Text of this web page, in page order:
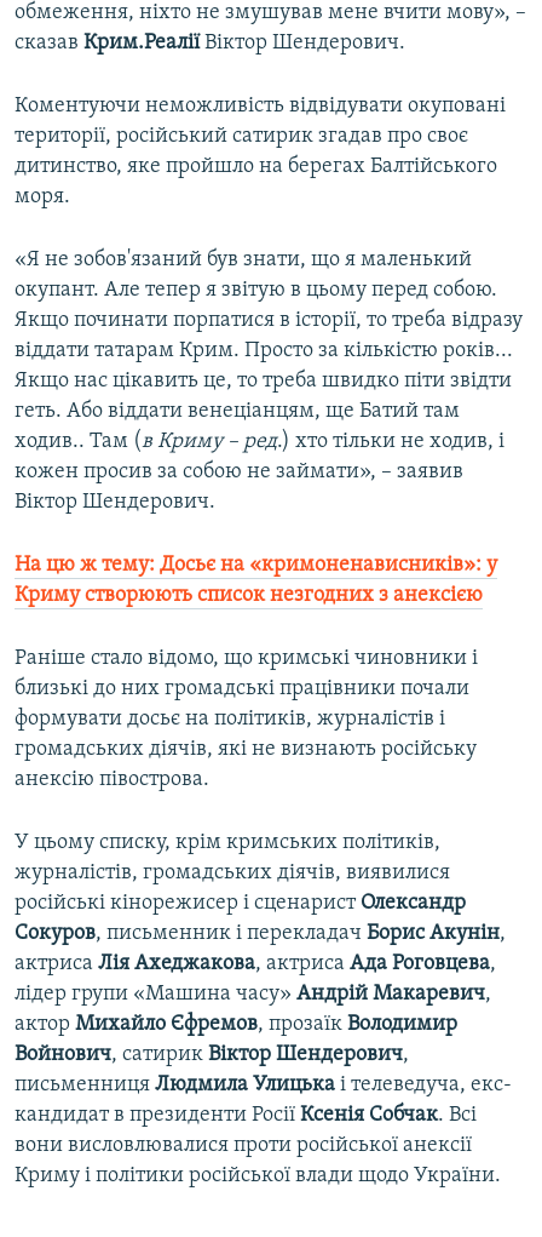
обмеження, ніхто не змушував мене вчити мову», –
сказав Крим.РеаліїВіктор Шендерович.
Коментуючи неможливість відвідувати окуповані
території, російський сатирик згадав про своє
дитинство, яке пройшло на берегах Балтійського
моря.
«Я не зобов'язаний був знати, що я маленький
окупант. Але тепер я звітую в цьому перед собою.
Якщо починати порпатися в історії, то треба відразу
віддати татарам Крим. Просто за кількістю років...
Якщо нас цікавить це, то треба швидко піти звідти
геть. Або віддати венеціанцям, ще Батий там
ходив.. Там (в Криму – ред.) хто тільки не ходив, і
кожен просив за собою не займати», – заявив
Віктор Шендерович.
На цю ж тему: Досьє на «кримоненависників»: у
Криму створюють список незгодних з анексією
Раніше стало відомо, що кримські чиновники і
близькі до них громадські працівники почали
формувати досьє на політиків, журналістів і
громадських діячів, які не визнають російську
анексію півострова.
У цьому списку, крім кримських політиків,
журналістів, громадських діячів, виявилися
російські кінорежисер і сценарист Олександр
Сокуров, письменник і перекладач Борис Акунін,
актриса Лія Ахеджакова, актриса Ада Роговцева,
лідер групи «Машина часу» Андрій Макаревич,
актор Михайло Єфремов, прозаїк Володимир
Войнович, сатирик Віктор Шендерович,
письменниця Людмила Улицька і телеведуча, екс-
кандидат в президенти Росії Ксенія Собчак. Всі
вони висловлювалися проти російської анексії
Криму і політики російської влади щодо України.